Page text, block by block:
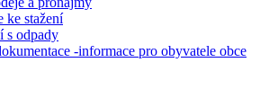
ke stažení
s odpady
-informace pro obyvatele obce